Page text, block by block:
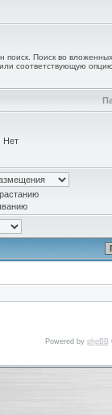
поиск. Поиск во вложенных
соответствующую
Нет
Powered by phpBB